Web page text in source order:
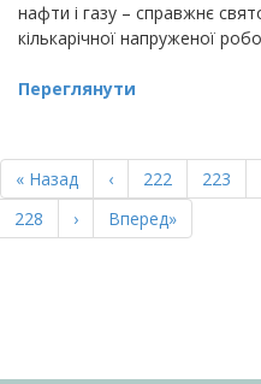
нафти і газу – справжнє
кількарічної напруженої
Переглянути
НА
СТОРІНКИ
Перша
сторінка
« Назад
Попередня
сторінка
‹ Page
222 Page
223
Page
228
Наступна
сторінка
›
Остання
сторінка
Вперед»